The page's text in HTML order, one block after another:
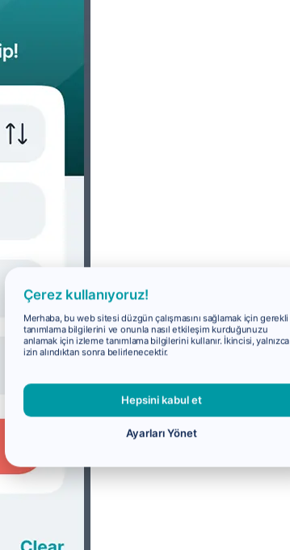
Çerez kullanıyoruz!
Merhaba, bu web sitesi düzgün çalışmasını sağlamak için gerekli
tanımlama bilgilerini ve onunla nasıl etkileşim kurduğunuzu
anlamak için izleme tanımlama bilgilerini kullanır. İkincisi, yalnızca
izin alındıktan sonra belirlenecektir.
Hepsini kabul et
Ayarları Yönet